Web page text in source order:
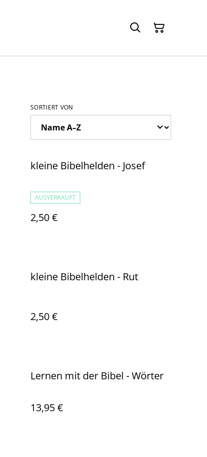
SORTIERT VON
kleine Bibelhelden - Josef
AUSVERKAUFT
2,50 €
kleine Bibelhelden - Rut
2,50 €
Lernen mit der Bibel - Wörter
13,95 €